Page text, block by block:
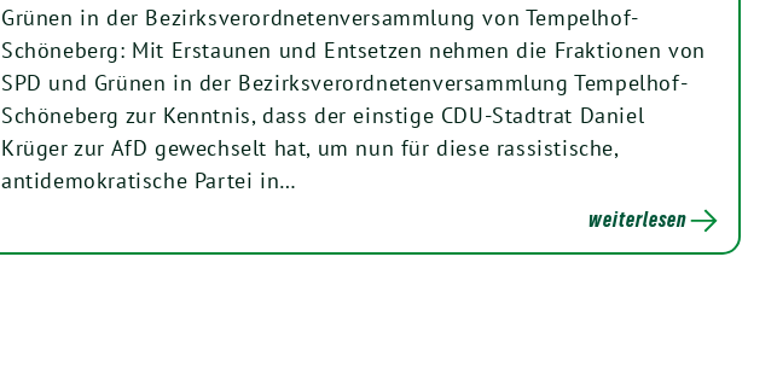
Grünen in der Bezirksverordnetenversammlung von Tempelhof-
Schöneberg: Mit Erstaunen und Entsetzen nehmen die Fraktionen von
SPD und Grünen in der Bezirksverordnetenversammlung Tempelhof-
Schöneberg zur Kenntnis, dass der einstige CDU-Stadtrat Daniel
Krüger zur AfD gewechselt hat, um nun für diese rassistische,
antidemokratische Partei in…
weiterlesen